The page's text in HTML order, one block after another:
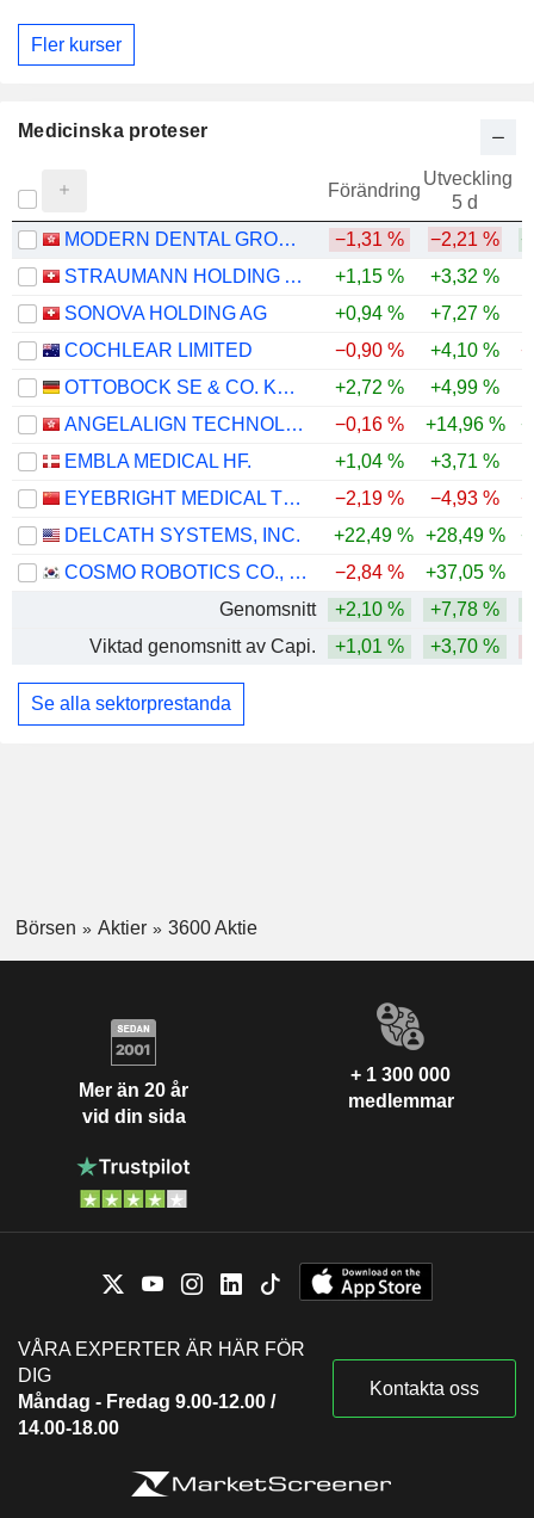
Fler kurser
Medicinska proteser
Förändring
Utveckling
5 d
MODERN DENTAL GROUP LIMITED −1,31 % −2,21 %
STRAUMANN HOLDING AG
+1,15 % +3,32 %
SONOVA HOLDING AG
+0,94 % +7,27 %
COCHLEAR LIMITED
−0,90 % +4,10 %
OTTOBOCK SE & CO. KGAA
+2,72 %
+4,99 %
ANGELALIGN TECHNOLOGY INC.
−0,16 % +14,96 %
EMBLA MEDICAL HF.
+1,04 % +3,71 %
EYEBRIGHT MEDICAL TECHNOLOGY (BEIJING) CO., LTD.
−2,19 % −4,93 %
DELCATH SYSTEMS, INC.
+22,49 % +28,49 %
COSMO ROBOTICS CO., LTD.
−2,84 %
+37,05 %
Genomsnitt
+2,10 % +7,78 %
Viktad genomsnitt av Capi.
+1,01 % +3,70 %
Se alla sektorprestanda
Börsen Aktier 3600 Aktie
Mer än 20 år
vid din sida
+ 1 300 000
medlemmar
VÅRA EXPERTER ÄR HÄR FÖR
DIG
Måndag - Fredag 9.00-12.00 /
14.00-18.00
Kontakta oss